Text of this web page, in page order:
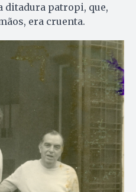
ditadura patropi, que,
era cruenta.